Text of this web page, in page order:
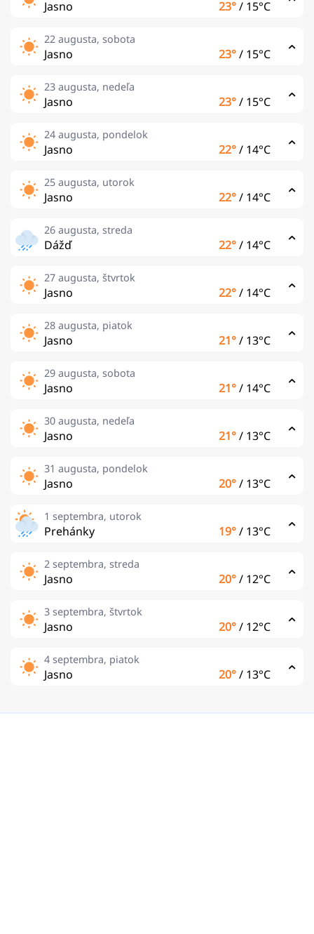
Jasno 23°/ 15°C
22 augusta, sobota
Jasno 23°/ 15°C
23 augusta, nedeľa
Jasno 23°/ 15°C
24 augusta, pondelok
Jasno 22°/ 14°C
25 augusta, utorok
Jasno 22°/ 14°C
26 augusta, streda
Dážď 22°/ 14°C
27 augusta, štvrtok
Jasno 22°/ 14°C
28 augusta, piatok
Jasno 21°/ 13°C
29 augusta, sobota
Jasno 21°/ 14°C
30 augusta, nedeľa
Jasno 21°/ 13°C
31 augusta, pondelok
Jasno 20°/ 13°C
1 septembra, utorok
Prehánky 19°/ 13°C
2 septembra, streda
Jasno 20°/ 12°C
3 septembra, štvrtok
Jasno 20°/ 12°C
4 septembra, piatok
Jasno 20°/ 13°C